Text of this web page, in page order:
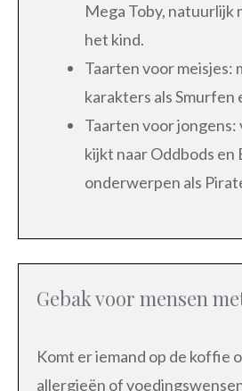
Mega Toby, natuurlijk
het kind.
Taarten voor meisjes:
karakters als Smurfen
Taarten voor
kijkt naar Oddbods en
onderwerpen als
Gebak voor mensen
Komt er iemand op de koffie
allergieën of